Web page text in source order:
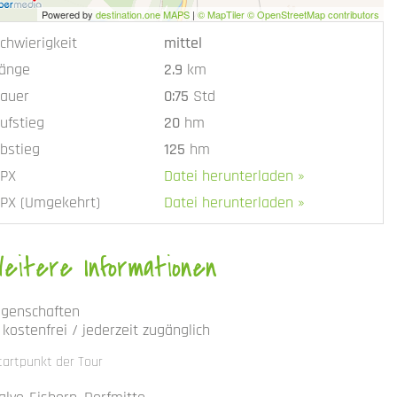
Powered by destination.one MAPS| © MapTiler © OpenStreetMap contributors
mittel
2.9 km
0:75 Std
20 hm
125 hm
Datei herunterladen »
(Umgekehrt)
Datei herunterladen »
Informationen
kostenfrei / jederzeit zugänglich
der Tour